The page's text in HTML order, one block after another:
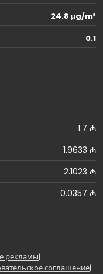
24.8 µg/m³
0.1
1.7 ₼
1.9633 ₼
2.1023 ₼
0.0357 ₼
рекламы|
соглашение|